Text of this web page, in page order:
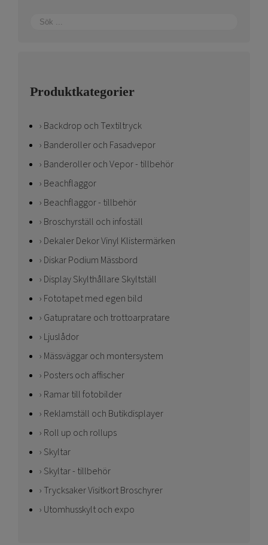
Produktkategorier
Backdrop och Textiltryck
Banderoller och Fasadvepor
Banderoller och Vepor - tillbehör
Beachflaggor
Beachflaggor - tillbehör
Broschyrställ och infoställ
Dekaler Dekor Vinyl Klistermärken
Diskar Podium Mässbord
Display Skylthållare Skyltställ
Fototapet med egen bild
Gatupratare och trottoarpratare
Ljuslådor
Mässväggar och montersystem
Posters och affischer
Ramar till fotobilder
Reklamställ och Butikdisplayer
Roll up och rollups
Skyltar
Skyltar - tillbehör
Trycksaker Visitkort Broschyrer
Utomhusskylt och expo